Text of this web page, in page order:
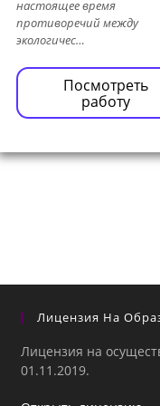
настоящее время
противоречий между
экологичес…
Посмотреть
работу
Лицензия На
Лицензия на
01.11.2019.